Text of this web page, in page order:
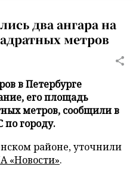
два ангара на
метров
в Петербурге
его площадь
метров, сообщили в
городу.
районе, уточнили
«Новости».